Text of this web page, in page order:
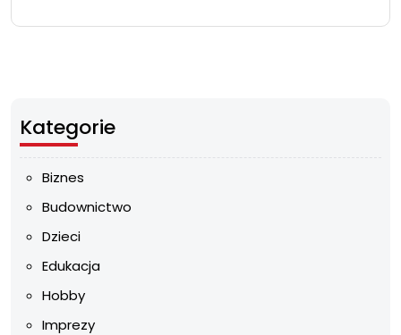
Kategorie
Biznes
Budownictwo
Dzieci
Edukacja
Hobby
Imprezy